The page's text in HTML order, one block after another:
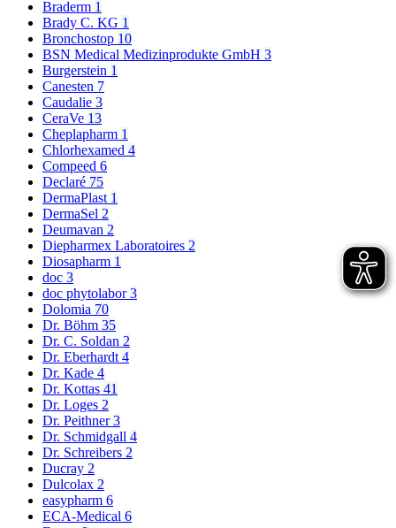
Braderm 1
Brady C. KG 1
Bronchostop 10
BSN Medical Medizinprodukte GmbH 3
Burgerstein 1
Canesten 7
Caudalie 3
CeraVe 13
Cheplapharm 1
Chlorhexamed 4
Compeed 6
Declaré 75
DermaPlast 1
DermaSel 2
Deumavan 2
Diepharmex Laboratoires 2
Diosapharm 1
doc 3
doc phytolabor3
Dolomia 70
Dr. Böhm 35
Dr. C. Soldan 2
Dr. Eberhardt 4
Dr. Kade 4
Dr. Kottas 41
Dr. Loges 2
Dr. Peithner3
Dr. Schmidgall 4
Dr. Schreibers 2
Ducray 2
Dulcolax 2
easypharm 6
ECA-Medical 6